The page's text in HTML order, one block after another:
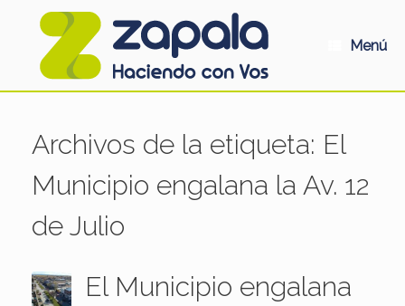
Menú
Archivos de la etiqueta: El
Municipio engalana la Av. 12
de Julio
El Municipio engalana